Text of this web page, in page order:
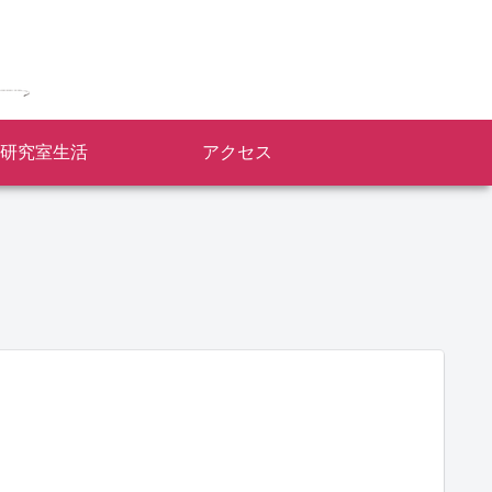
研究室生活 アクセス